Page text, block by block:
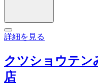
詳細を見る
クツショウテン
店